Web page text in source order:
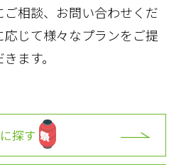
ご相談、お問い合わせくだ
応じて様々なプランをご提
ます。
に探す